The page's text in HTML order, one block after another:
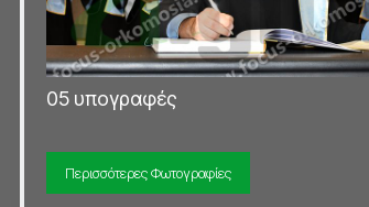
05 υπογραφές
Περισσότερες Φωτογραφίες